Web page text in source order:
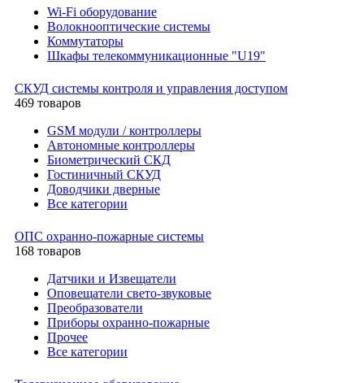
Wi-Fi оборудование
Волокнооптические системы
Коммутаторы
Шкафы телекоммуникационные "U19"
СКУД системы контроля и управления доступом
469 товаров
GSM модули / контроллеры
Автономные контроллеры
Биометрический СКД
Гостиничный СКУД
Доводчики дверные
Все категории
ОПС охранно-пожарные системы
168 товаров
Датчики и Извещатели
Оповещатели свето-звуковые
Преобразователи
Приборы охранно-пожарные
Прочее
Все категории